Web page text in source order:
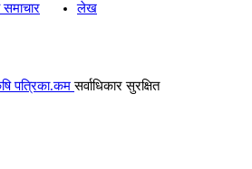
समाचार
लेख
पत्रिका.कमसर्वाधिकार सुरक्षित